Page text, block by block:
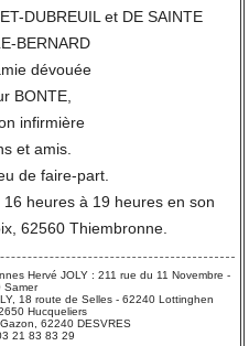
DUBREUIL et DE SAINTE
BERNARD
dévouée
BONTE,
infirmière
et amis.
de faire-part.
heures à 19 heures en son
62560 Thiembronne.
Hervé JOLY : 211 rue du 11 Novembre -
Samer
18 route de Selles - 62240 Lottinghen
Hucqueliers
62240 DESVRES
21 83 83 29